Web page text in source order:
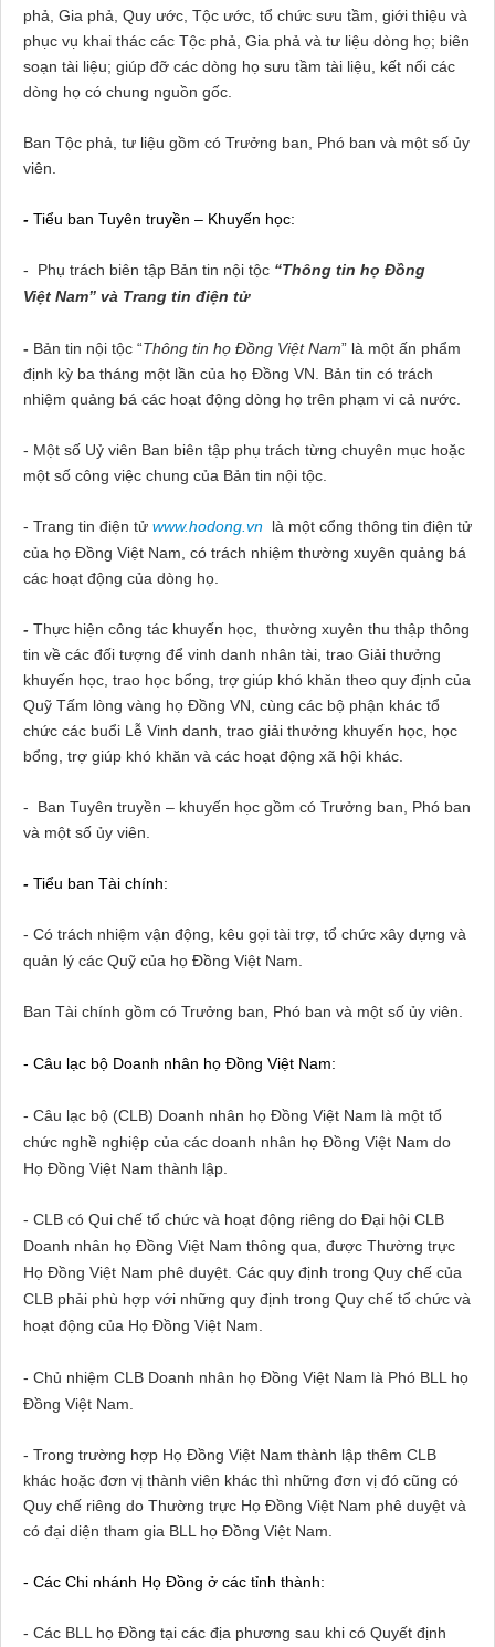
phả, Gia phả, Quy ước, Tộc ước, tổ chức sưu tầm, giới thiệu và
phục vụ khai thác các Tộc phả, Gia phả và tư liệu dòng họ; biên
soạn tài liệu; giúp đỡ các dòng họ sưu tầm tài liệu, kết nối các
dòng họ có chung nguồn gốc.
Ban Tộc phả, tư liệu gồm có Trưởng ban, Phó ban và một số ủy
viên.
- Tiểu ban Tuyên truyền – Khuyến học:
- Phụ trách biên tập Bản tin nội tộc “Thông tin họ Đồng
Việt Nam” và Trang tin điện tử
- Bản tin nội tộc “Thông tin họ Đồng ViệtNam” là một ấn phẩm
định kỳ ba tháng một lần của họ Đồng VN. Bản tin có trách
nhiệm quảng bá các hoạt động dòng họ trên phạm vi cả nước.
- Một số Uỷ viên Ban biên tập phụ trách từng chuyên mục hoặc
một số công việc chung của Bản tin nội tộc.
- Trang tin điện tử www.hodong.vn là một cổng thông tin điện tử
của họ Đồng Việt Nam , có trách nhiệm thường xuyên quảng bá
các hoạt động của dòng họ.
- Thực hiện công tác khuyến học, thường xuyên thu thập thông
tin về các đối tượng để vinh danh nhân tài, trao Giải thưởng
khuyến học, trao học bổng, trợ giúp khó khăn theo quy định của
Quỹ Tấm lòng vàng họ Đồng VN, cùng các bộ phận khác tổ
chức các buổi Lễ Vinh danh, trao giải thưởng khuyến học, học
bổng, trợ giúp khó khăn và các hoạt động xã hội khác.
-
Ban Tuyên truyền – khuyến học gồm có Trưởng ban, Phó ban
và một số ủy viên.
- Tiểu ban Tài chính:
- Có trách nhiệm vận động, kêu gọi tài trợ, tổ chức xây dựng và
quản lý các Quỹ của họ Đồng Việt Nam
Ban Tài chính gồm có Trưởng ban, Phó ban và một số ủy viên.
- Câu lạc bộ Doanh nhân họ Đồng Việt Nam:
- Câu lạc bộ (CLB) Doanh nhân họ Đồng Việt Nam là một tổ
chức nghề nghiệp của các doanh nhân họ Đồng Việt Nam do
Họ Đồng Việt Nam thành lập.
- CLB có Qui chế tổ chức và hoạt động riêng do Đại hội CLB
Doanh nhân họ Đồng Việt Nam thông qua, được Thường trực
Họ Đồng Việt Nam phê duyệt. Các quy định trong Quy chế của
CLB phải phù hợp với những quy định trong Quy chế tổ chức và
hoạt động của Họ Đồng Việt Nam
- Chủ nhiệm CLB Doanh nhân họ Đồng Việt Nam là Phó BLL họ
Đồng Việt Nam
- Trong trường hợp Họ Đồng Việt Nam thành lập thêm CLB
khác hoặc đơn vị thành viên khác thì những đơn vị đó cũng có
Quy chế riêng do Thường trực Họ Đồng Việt Nam phê duyệt và
có đại diện tham gia BLL họ Đồng Việt Nam.
- Các Chi nhánh Họ Đồng ở các tỉnh thành:
- Các BLL họ Đồng tại các địa phương sau khi có Quyết định